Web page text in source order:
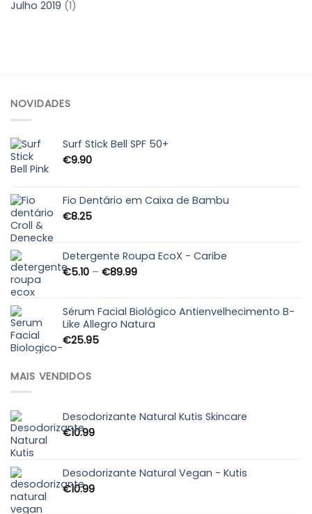
Julho 2019 (1)
NOVIDADES
Surf Stick Bell SPF 50+
€9.90
Fio Dentário em Caixa de Bambu
€8.25
Detergente Roupa EcoX - Caribe
€5.10 – €89.99Price
through
€89.99
Sérum Facial Biológico Antienvelhecimento B-
Like Allegro Natura
€25.95
MAIS VENDIDOS
Desodorizante Natural Kutis Skincare
€10.99
Desodorizante Natural Vegan - Kutis
€10.99